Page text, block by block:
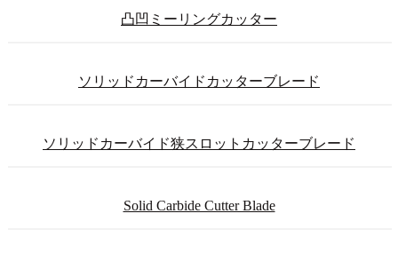
凸凹ミーリングカッター
ソリッドカーバイドカッターブレード
ソリッドカーバイド狭スロットカッターブレード
Solid Carbide Cutter Blade